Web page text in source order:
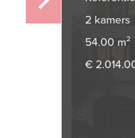
2 kamers
54.00 m²
€